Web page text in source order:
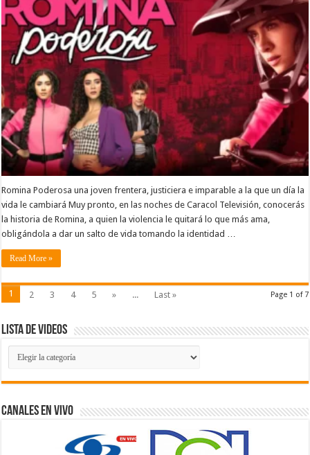
Romina Poderosa una joven frentera, justiciera e imparable a la que un día la
vida le cambiará Muy pronto, en las noches de Caracol Televisión, conocerás
la historia de Romina, a quien la violencia le quitará lo que más ama,
obligándola a dar un salto de vida tomando la identidad …
Read More »
Page 1 of 7
1 2 3 4 5 » ... Last »
Lista de Videos
Lista
de
Videos
Canales En Vivo